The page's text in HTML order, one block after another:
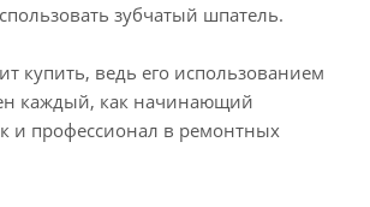
зубчатый шпатель.
купить, ведь его использованием
каждый, как начинающий
и профессионал в ремонтных